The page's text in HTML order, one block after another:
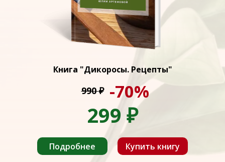
Подробнее Купить книгу
299 ₽
Книга "Дикоросы. Рецепты"
-70%
990₽